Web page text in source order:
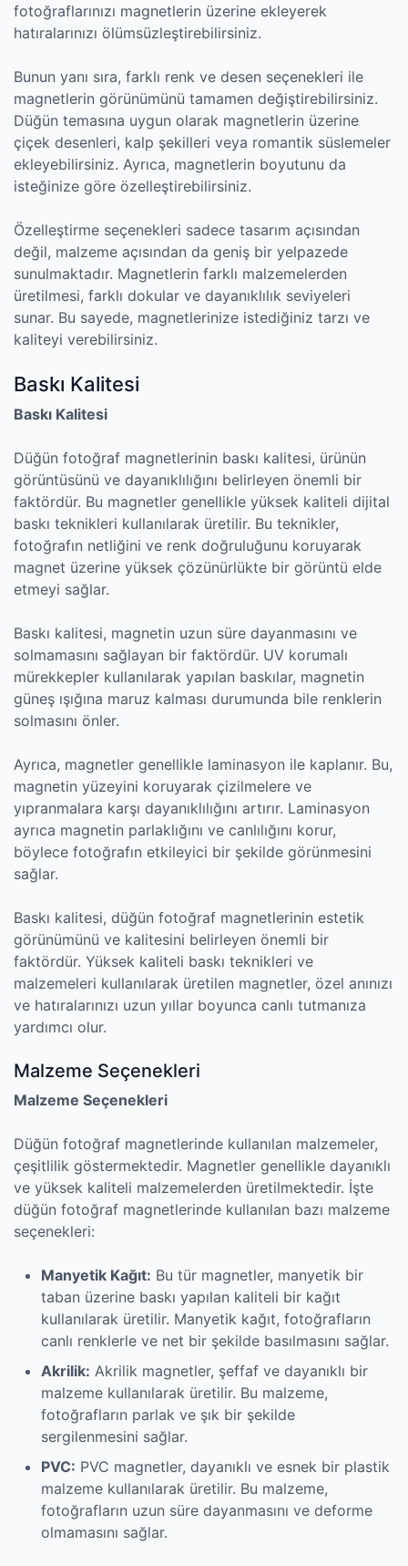
fotoğraflarınızı magnetlerin üzerine ekleyerek
hatıralarınızı ölümsüzleştirebilirsiniz.
Bunun yanı sıra, farklı renk ve desen seçenekleri ile
magnetlerin görünümünü tamamen değiştirebilirsiniz.
Düğün temasına uygun olarak magnetlerin üzerine
çiçek desenleri, kalp şekilleri veya romantik süslemeler
ekleyebilirsiniz. Ayrıca, magnetlerin boyutunu da
isteğinize göre özelleştirebilirsiniz.
Özelleştirme seçenekleri sadece tasarım açısından
değil, malzeme açısından da geniş bir yelpazede
sunulmaktadır. Magnetlerin farklı malzemelerden
üretilmesi, farklı dokular ve dayanıklılık seviyeleri
sunar. Bu sayede, magnetlerinize istediğiniz tarzı ve
kaliteyi verebilirsiniz.
Baskı Kalitesi
Baskı Kalitesi
Düğün fotoğraf magnetlerinin baskı kalitesi, ürünün
görüntüsünü ve dayanıklılığını belirleyen önemli bir
faktördür. Bu magnetler genellikle yüksek kaliteli dijital
baskı teknikleri kullanılarak üretilir. Bu teknikler,
fotoğrafın netliğini ve renk doğruluğunu koruyarak
magnet üzerine yüksek çözünürlükte bir görüntü elde
etmeyi sağlar.
Baskı kalitesi, magnetin uzun süre dayanmasını ve
solmamasını sağlayan bir faktördür. UV korumalı
mürekkepler kullanılarak yapılan baskılar, magnetin
güneş ışığına maruz kalması durumunda bile renklerin
solmasını önler.
Ayrıca, magnetler genellikle laminasyon ile kaplanır. Bu,
magnetin yüzeyini koruyarak çizilmelere ve
yıpranmalara karşı dayanıklılığını artırır. Laminasyon
ayrıca magnetin parlaklığını ve canlılığını korur,
böylece fotoğrafın etkileyici bir şekilde görünmesini
sağlar.
Baskı kalitesi, düğün fotoğraf magnetlerinin estetik
görünümünü ve kalitesini belirleyen önemli bir
faktördür. Yüksek kaliteli baskı teknikleri ve
malzemeleri kullanılarak üretilen magnetler, özel anınızı
ve hatıralarınızı uzun yıllar boyunca canlı tutmanıza
yardımcı olur.
Malzeme Seçenekleri
Malzeme Seçenekleri
Düğün fotoğraf magnetlerinde kullanılan malzemeler,
çeşitlilik göstermektedir. Magnetler genellikle dayanıklı
ve yüksek kaliteli malzemelerden üretilmektedir. İşte
düğün fotoğraf magnetlerinde kullanılan bazı malzeme
seçenekleri:
Manyetik Kağıt: Bu tür magnetler, manyetik bir
taban üzerine baskı yapılan kaliteli bir kağıt
kullanılarak üretilir. Manyetik kağıt, fotoğrafların
canlı renklerle ve net bir şekilde basılmasını sağlar.
Akrilik: Akrilik magnetler, şeffaf ve dayanıklı bir
malzeme kullanılarak üretilir. Bu malzeme,
fotoğrafların parlak ve şık bir şekilde
sergilenmesini sağlar.
PVC: PVC magnetler, dayanıklı ve esnek bir plastik
malzeme kullanılarak üretilir. Bu malzeme,
fotoğrafların uzun süre dayanmasını ve deforme
olmamasını sağlar.